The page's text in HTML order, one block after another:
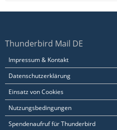
Thunderbird Mail DE
Impressum & Kontakt
Datenschutzerklärung
Einsatz von Cookies
Nutzungsbedingungen
Spendenaufruf für Thunderbird